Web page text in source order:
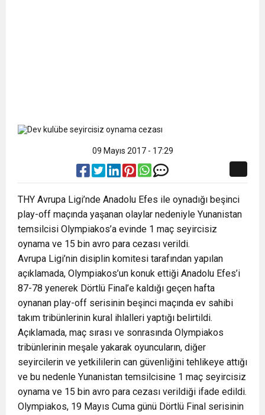
09 Mayıs 2017 - 17:29
THY Avrupa Ligi’nde Anadolu Efes ile oynadığı beşinci
play-off maçında yaşanan olaylar nedeniyle Yunanistan
temsilcisi Olympiakos’a evinde 1 maç seyircisiz
oynama ve 15 bin avro para cezası verildi.
Avrupa Ligi’nin disiplin komitesi tarafından yapılan
açıklamada, Olympiakos’un konuk ettiği Anadolu Efes’i
87-78 yenerek Dörtlü Final’e kaldığı geçen hafta
oynanan play-off serisinin beşinci maçında ev sahibi
takım tribünlerinin kural ihlalleri yaptığı belirtildi.
Açıklamada, maç sırası ve sonrasında Olympiakos
tribünlerinin meşale yakarak oyuncuların, diğer
seyircilerin ve yetkililerin can güvenliğini tehlikeye attığı
ve bu nedenle Yunanistan temsilcisine 1 maç seyircisiz
oynama ve 15 bin avro para cezası verildiği ifade edildi.
Olympiakos, 19 Mayıs Cuma günü Dörtlü Final serisinin